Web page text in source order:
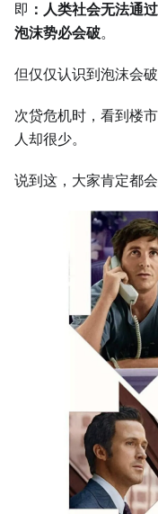
即 ：人类社会无法通
泡沫势必会破。
但仅仅认识到泡沫会
次贷危机时，看到楼
人却很少。
说到这，大家肯定都